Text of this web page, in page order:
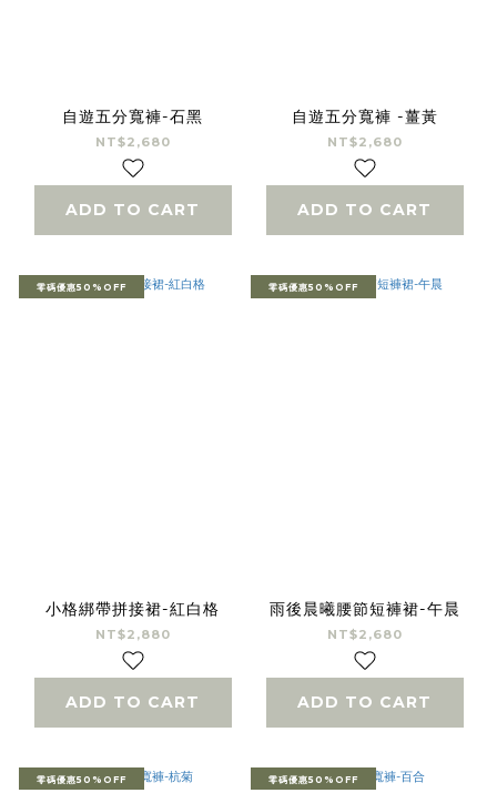
自遊五分寬褲-石黑
NT$2,680
ADD TO CART
自遊五分寬褲 -薑黃
NT$2,680
ADD TO CART
零碼優惠50%OFF
小格綁帶拼接裙-紅白格
NT$2,880
ADD TO CART
零碼優惠50%OFF
雨後晨曦腰節短褲裙-午晨
NT$2,680
ADD TO CART
零碼優惠50%OFF 零碼優惠50%OFF